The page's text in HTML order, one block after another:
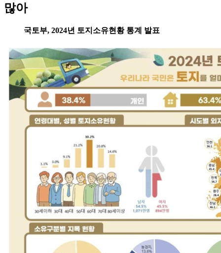
많아
국토부, 2024년 토지소유현황 통계 발표